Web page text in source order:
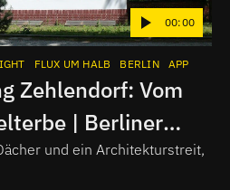
00:00
FLUX UM HALB BERLIN APP
Zehlendorf: Vom
| Berliner
und ein Architekturstreit,